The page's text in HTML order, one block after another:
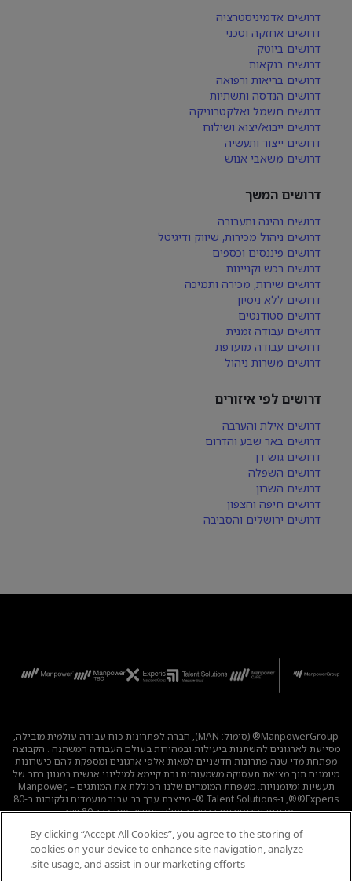
דרושים אדמיניסטרציה
דרושים אחזקה וטכני
דרושים ביוטק
דרושים בנקאות
דרושים בריאות ורפואה
דרושים הנדסה ותשתיות
דרושים חשמל ואלקטרוניקה
דרושים ייבוא/יצוא ושילוח
דרושים ייצור ותעשיה
דרושים משאבי אנוש
דרושים המשך
דרושים נהיגה ותעבורה
דרושים ניהול מכירות, שיווק ודיגיטל
דרושים פיננסים וכספים
דרושים רכש וקניינות
דרושים שירות, מכירה ותמיכה
דרושים ללא ניסיון
דרושים סטודנטים
דרושים עבודה זמנית
דרושים עבודה מועדפת
דרושים משרות ניהול
דרושים לפי איזורים
דרושים אילת והערבה
דרושים באר שבע והדרום
דרושים גוש דן
דרושים השפלה
דרושים השרון
דרושים חיפה והצפון
דרושים ירושלים והסביבה
ManpowerGroup® (סימול: MAN), חברה לפתרונות כוח עבודה עולמית מובילה,
מסייעת לארגונים להשתנות ביעילות ובמהירות בעולם העבודה המשתנה . הקבוצה
מפתחת מדי שנה פתרונות חדשניים למאות אלפי ארגונים ומספקת להם כישרונות
מיומנים תוך מציאת תעסוקה משמעותית ובת קיימא למיליוני אנשים במגוון רחב של
תעשיות ומיומנויות. משפחת המומחים שלנו הכוללת את המותגים – Manpower,
®Experis®, ו-Talent Solutions ®- מייצרת ערך רב עבור מועמדים ולקוחות ב-80
מדינות וטריטוריות ברחבי העולם, ועושה זאת כבר 80 שנה.
לכל המשרות | מדיניות הפרטיות | תנאי השימוש | נגישות
קוד אתי
|
By clicking “Accept All Cookies”, you agree to the storing of
cookies on your device to enhance site navigation, analyze
site usage, and assist in our marketing efforts.